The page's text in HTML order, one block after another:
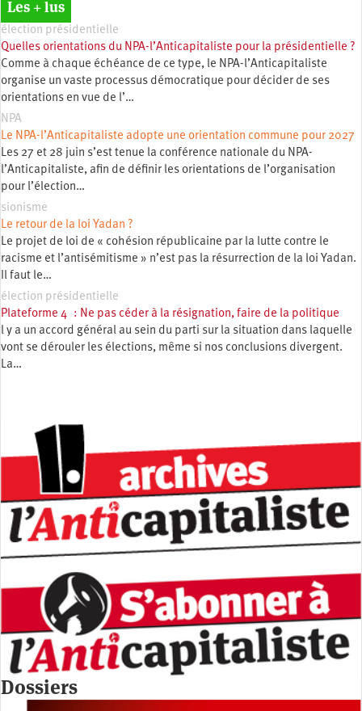
Les + lus
élection présidentielle
Quelles orientations du NPA-l’Anticapitaliste pour la présidentielle ?
Comme à chaque échéance de ce type, le NPA-l’Anticapitaliste
organise un vaste processus démocratique pour décider de ses
orientations en vue de l’…
NPA
Le NPA-l’Anticapitaliste adopte une orientation commune pour 2027
Les 27 et 28 juin s’est tenue la conférence nationale du NPA-
l’Anticapitaliste, afin de définir les orientations de l’organisation
pour l’élection…
sionisme
Le retour de la loi Yadan ?
Le projet de loi de « cohésion républicaine par la lutte contre le
racisme et l’antisémitisme » n’est pas la résurrection de la loi Yadan.
Il faut le…
élection présidentielle
Plateforme 4 : Ne pas céder à la résignation, faire de la politique
l y a un accord général au sein du parti sur la situation dans laquelle
vont se dérouler les élections, même si nos conclusions divergent.
La…
Dossiers